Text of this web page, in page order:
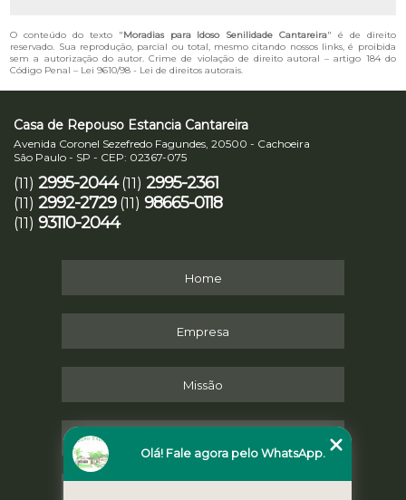
O conteúdo do texto "Moradias para Idoso Senilidade Cantareira" é de direito
reservado. Sua reprodução, parcial ou total, mesmo citando nossos links, é proibida
sem a autorização do autor. Crime de violação de direito autoral – artigo 184 do
Código Penal – Lei 9610/98 - Lei de direitos autorais.
Casa de Repouso Estancia Cantareira
Avenida Coronel Sezefredo Fagundes, 20500 - Cachoeira
São Paulo - SP - CEP: 02367-075
(11) 2995-2044 (11) 2995-2361
(11) 2992-2729 (11) 98665-0118
(11) 93110-2044
Home
Empresa
Missão
Olá! Fale agora pelo WhatsApp.